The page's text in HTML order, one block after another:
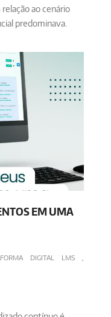
ao cenário
predominava.
EM UMA
DIGITAL LMS,